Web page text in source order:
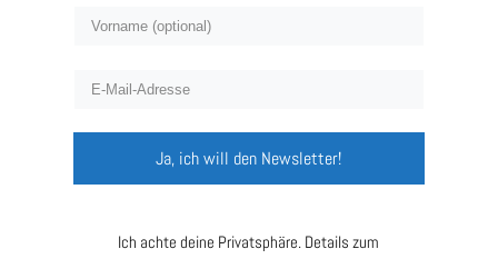
Ja, ich will den Newsletter!
Ich achte deine Privatsphäre. Details zum